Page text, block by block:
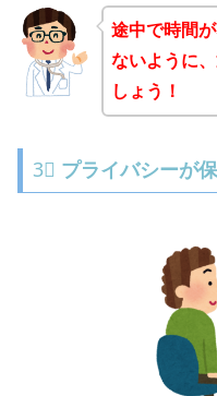
途中で時間
ないように
しょう！
3⃣ プライバシーが